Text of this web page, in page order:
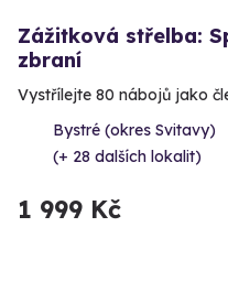
Zážitková střelba:
zbraní
Vystřílejte 80 nábojů jako
Bystré (okres Svitavy)
(+ 28 dalších lokalit)
1 999 Kč